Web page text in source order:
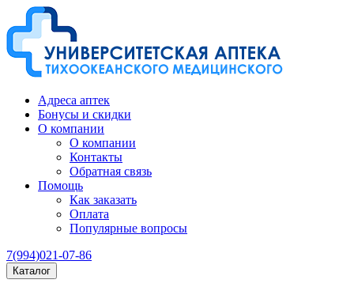
Адреса аптек
Бонусы и скидки
О компании
О компании
Контакты
Обратная связь
Помощь
Как заказать
Оплата
Популярные вопросы
7(994)021-07-86
Каталог